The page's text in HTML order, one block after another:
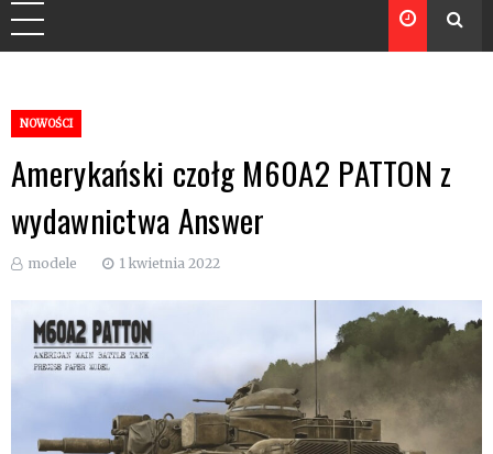
NOWOŚCI
Amerykański czołg M60A2 PATTON z
wydawnictwa Answer
modele 1 kwietnia 2022